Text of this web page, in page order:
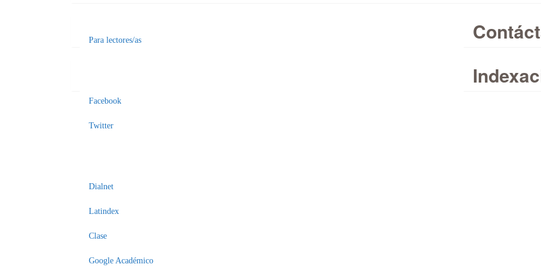
Para lectores/as
Facebook
Twitter
Dialnet
Latindex
Clase
Google Académico
Enviar
un